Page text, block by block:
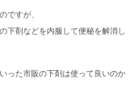
ですが、
下剤などを内服して便秘を解消し
った市販の下剤は使って良いのか